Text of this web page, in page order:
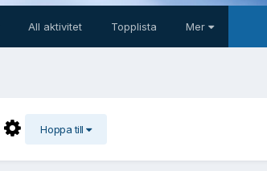
All aktivitet Topplista Mer
Hoppa till